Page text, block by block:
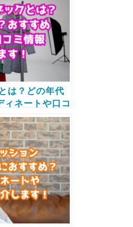
は？どの年代
ィネートや口コ